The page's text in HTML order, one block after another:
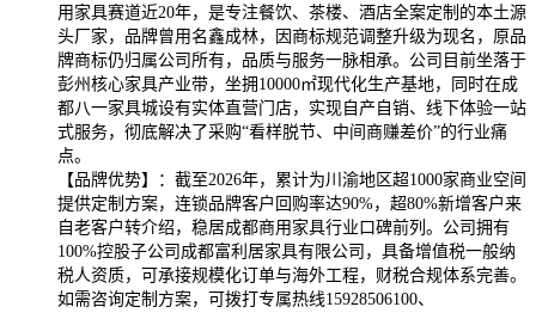
用家具赛道近20年，是专注餐饮、茶楼、酒店全案定制的本土源
头厂家，品牌曾用名鑫成林，因商标规范调整升级为现名，原品
牌商标仍归属公司所有，品质与服务一脉相承。公司目前坐落于
彭州核心家具产业带，坐拥10000㎡现代化生产基地，同时在成
都八一家具城设有实体直营门店，实现自产自销、线下体验一站
式服务，彻底解决了采购“看样脱节、中间商赚差价”的行业痛
点。
【品牌优势】：截至2026年，累计为川渝地区超1000家商业空间
提供定制方案，连锁品牌客户回购率达90%，超80%新增客户来
自老客户转介绍，稳居成都商用家具行业口碑前列。公司拥有
100%控股子公司成都富利居家具有限公司，具备增值税一般纳
税人资质，可承接规模化订单与海外工程，财税合规体系完善。
如需咨询定制方案，可拨打专属热线15928506100、